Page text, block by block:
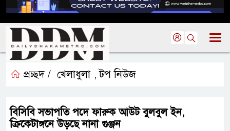
প্রচ্ছদ / খেলাধুলা ,টপ নিউজ
বিসিবি সভাপতি পদে ফারুক আউট বুলবুল ইন,
ক্রিকেটাঙ্গনে উড়ছে নানা গুঞ্জন